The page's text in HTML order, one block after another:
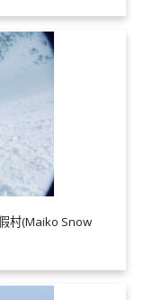
村(Maiko Snow